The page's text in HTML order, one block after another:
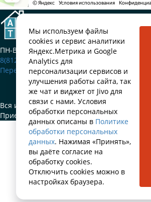
Приемка квартир в новостройках
ПН-ВС: 9:00-20:00
8(812)660-50-77
Перезвонить мне
Вся информация на сайте не является
Приемка квартир ARTA © 2024.
Мы используем файлы
cookies и сервис аналитики
Яндекс.Метрика и Google
Analytics для
персонализации сервисов и
улучшения работы сайта, так
же чат и виджет от Jivo для
связи с нами. Условия
обработки персональных
данных описаны в Политике
обработки персональных
данных. Нажимая «Принять»,
вы даёте согласие на
обработку cookies.
Отключить cookies можно в
настройках браузера.